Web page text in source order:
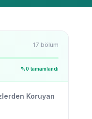
17 bölüm
%0 tamamlandı
Koruyan